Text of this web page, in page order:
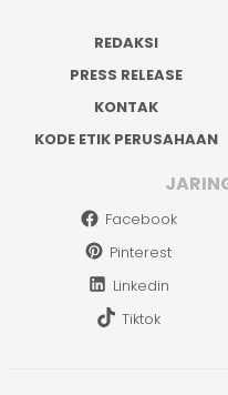
REDAKSI
PRESS RELEASE
KONTAK
KODE ETIK PERUSAHAAN
Facebook
Pinterest
Linkedin
Tiktok